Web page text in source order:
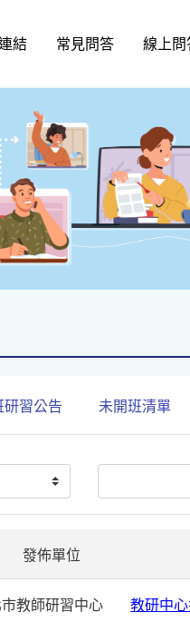
結 常見問答 線上問
研習公告 未開班清單
發佈單位
教師研習中心 教研中